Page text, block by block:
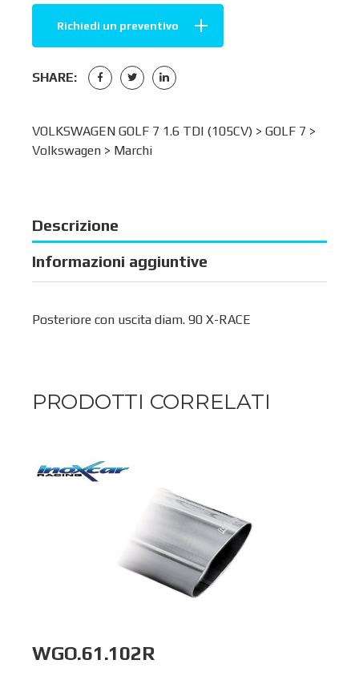
Richiedi un preventivo
SHARE:
VOLKSWAGEN GOLF 7 1.6 TDI (105CV) > GOLF 7 >
Volkswagen > Marchi
Descrizione
Informazioni aggiuntive
Posteriore con uscita diam. 90 X-RACE
PRODOTTI CORRELATI
WGO.61.102R